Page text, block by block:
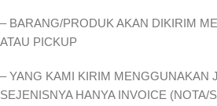
– BARANG/PRODUK AKAN DIKIRIM
ATAU PICKUP
– YANG KAMI KIRIM MENGGUNAKAN
SEJENISNYA HANYA INVOICE (NOTA/